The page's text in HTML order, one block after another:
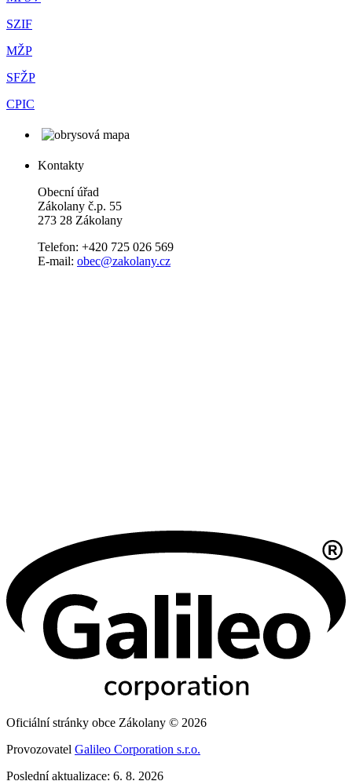
SZIF
MŽP
SFŽP
CPIC
Kontakty
Obecní úřad
Zákolany č.p. 55
273 28 Zákolany
Telefon: +420 725 026 569
E-mail: obec@zakolany.cz
Oficiální stránky obce Zákolany © 2026
Provozovatel Galileo Corporation s.r.o.
Poslední aktualizace: 6. 8. 2026